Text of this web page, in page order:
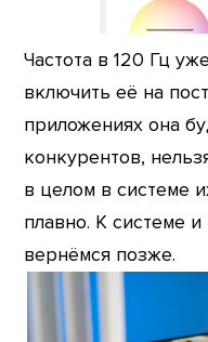
Частота в 120 Гц
включить её на
приложениях она
конкурентов,
в целом в системе
плавно. К системе
вернёмся позже.